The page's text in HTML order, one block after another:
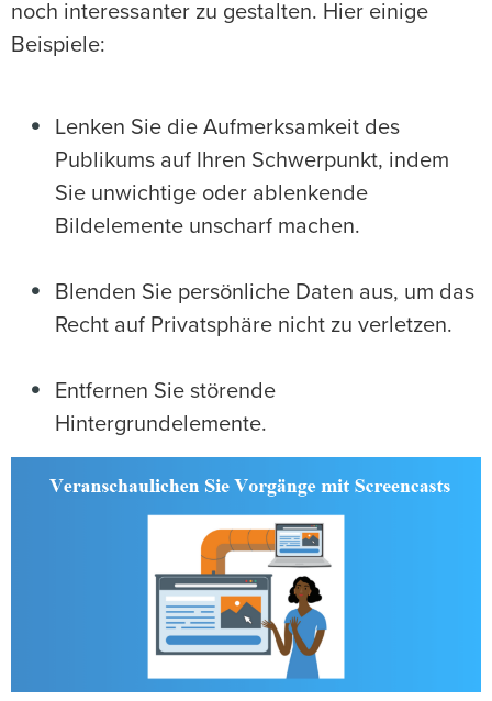
noch interessanter zu gestalten. Hier einige
Beispiele:
Lenken Sie die Aufmerksamkeit des
Publikums auf Ihren Schwerpunkt, indem
Sie unwichtige oder ablenkende
Bildelemente unscharf machen.
Blenden Sie persönliche Daten aus, um das
Recht auf Privatsphäre nicht zu verletzen.
Entfernen Sie störende
Hintergrundelemente.